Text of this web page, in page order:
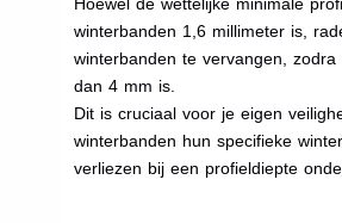
winterbanden 1,6 millimeter is,
winterbanden te vervangen,
dan 4 mm is.
Dit is cruciaal voor je eigen
winterbanden hun specifieke
verliezen bij een profieldiepte